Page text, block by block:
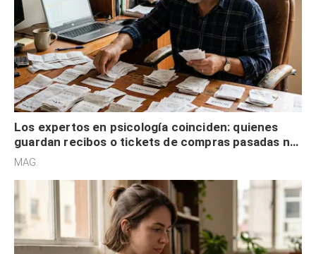
Los expertos en psicología coinciden: quienes
guardan recibos o tickets de compras pasadas no
son acumuladores, sino que tienen necesidad de
MAG.